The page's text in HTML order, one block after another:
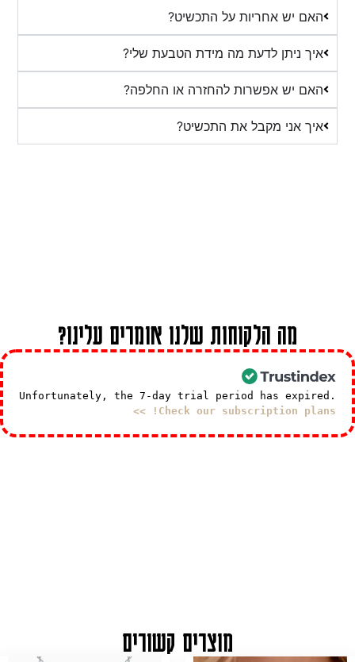
האם יש אחריות על התכשיט?
איך ניתן לדעת מה מידת הטבעת שלי?
האם יש אפשרות להחזרה או החלפה?
איך אני מקבל את התכשיט?
מה הלקוחות שלנו אומרים עלינו?
Unfortunately, the 7-day trial period has expired.
Check our subscription plans! >>
מוצרים קשורים